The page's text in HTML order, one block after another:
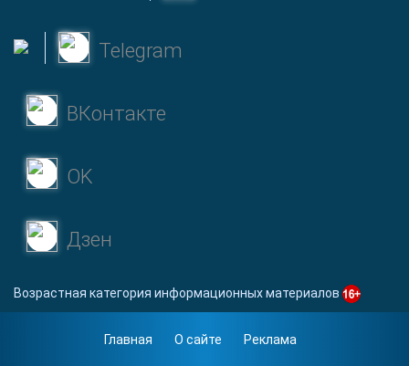
Telegram
ВКонтакте
OK
Дзен
Возрастная категория информационных материалов
Главная О сайте Реклама